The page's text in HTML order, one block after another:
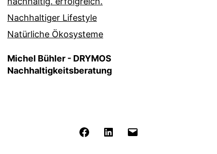
Nachhaltiger Lifestyle
Natürliche Ökosysteme
Michel Bühler - DRYMOS
Nachhaltigkeitsberatung
FacebookLinkedIn